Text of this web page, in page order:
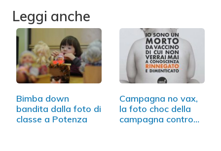
Leggi anche
Bimba down
bandita dalla foto di
classe a Potenza
Campagna no vax,
la foto choc della
campagna contro…